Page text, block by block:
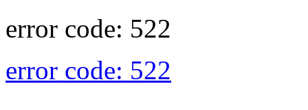
error code: 522
error code: 522